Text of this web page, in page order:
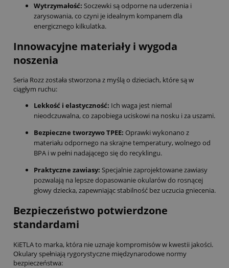
Wytrzymałość: Soczewki są odporne na uderzenia i
zarysowania, co czyni je idealnym kompanem dla
energicznego kilkulatka.
Innowacyjne materiały i wygoda
noszenia
Seria Rozz została stworzona z myślą o dzieciach, które są w
ciągłym ruchu:
Lekkość i elastyczność: Ich waga jest niemal
nieodczuwalna, co zapobiega uciskowi na nosku i za uszami.
Bezpieczne tworzywo TPEE: Oprawki wykonano z
materiału odpornego na skrajne temperatury, wolnego od
BPA i w pełni nadającego się do recyklingu.
Praktyczne zawiasy: Specjalnie zaprojektowane zawiasy
pozwalają na lepsze dopasowanie okularów do rosnącej
głowy dziecka, zapewniając stabilność bez uczucia gniecenia.
Bezpieczeństwo potwierdzone
standardami
KiETLA to marka, która nie uznaje kompromisów w kwestii jakości.
Okulary spełniają rygorystyczne międzynarodowe normy
bezpieczeństwa: